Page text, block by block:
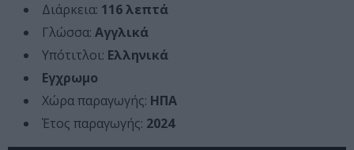
Διάρκεια: 116 λεπτά
Γλώσσα: Αγγλικά
Υπότιτλοι: Ελληνικά
Εγχρωμο
Χώρα παραγωγής: ΗΠΑ
Έτος παραγωγής: 2024